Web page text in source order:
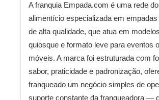
A franquia Empada.com é uma rede
alimentício especializada em
de alta qualidade, que atua em
quiosque e formato leve para eventos
móveis. A marca foi estruturada com
sabor, praticidade e padronização,
franqueado um negócio simples de
suporte constante da franqueadora —